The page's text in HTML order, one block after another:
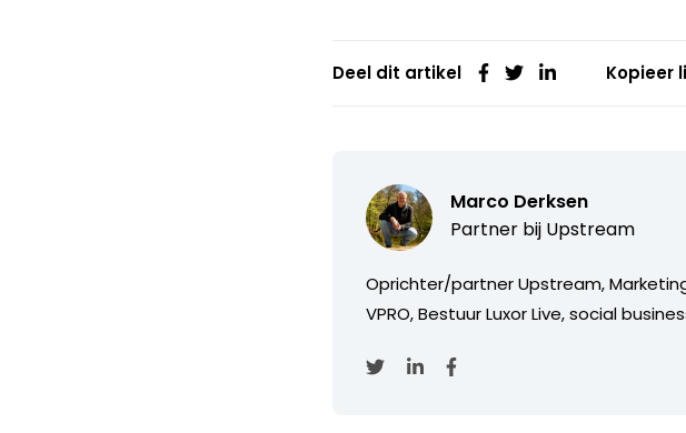
Deel dit artikel Kopieer
Marco Derksen
Partner bij Upstream
Oprichter/partner Upstream,
VPRO, Bestuur Luxor Live, social